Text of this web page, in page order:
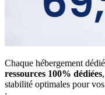
Chaque hébergement
ressources 100% dédiées
stabilité optimales pour